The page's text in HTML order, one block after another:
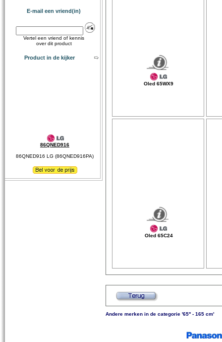
E-mail een vriend(in)
Vertel een vriend of kennis
over dit product
Product in de kijker
86QNED916
86QNED916 LG (86QNED916PA)
Oled 65WX9
Oled 65C24
Andere merken in de categorie '65'' - 165 cm'